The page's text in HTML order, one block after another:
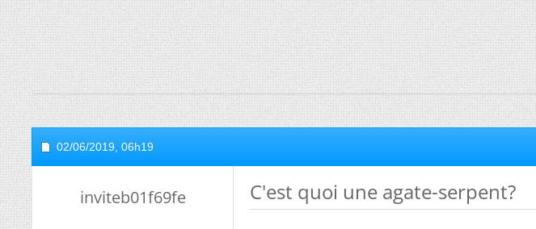
02/06/2019, 06h19
inviteb01f69fe C'est quoi une agate-serpent?